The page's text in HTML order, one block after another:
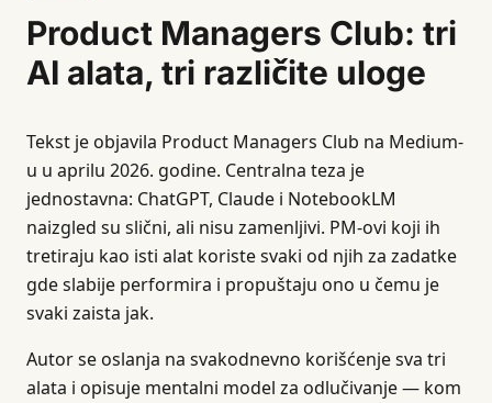
Product Managers Club: tri
AI alata, tri različite uloge
Tekst je objavila Product Managers Club na Medium-
u u aprilu 2026. godine. Centralna teza je
jednostavna: ChatGPT, Claude i NotebookLM
naizgled su slični, ali nisu zamenljivi. PM-ovi koji ih
tretiraju kao isti alat koriste svaki od njih za zadatke
gde slabije performira i propuštaju ono u čemu je
svaki zaista jak.
Autor se oslanja na svakodnevno korišćenje sva tri
alata i opisuje mentalni model za odlučivanje — kom